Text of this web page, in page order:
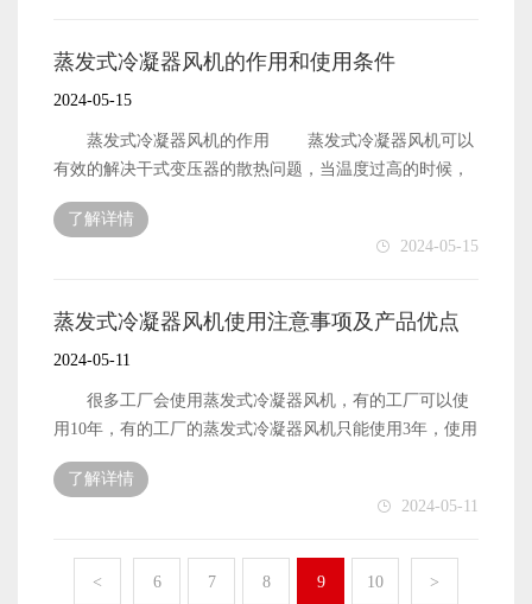
远的超过一半。在价格上，蒸发式冷凝器风机有着绝对的
价格优势。 第二个优点就是省电，在理论数值上，蒸
发式冷凝器风机一小时的耗电量大约在3度以内，实际上根
据气温的不同，人流的不同，这个数值会有所提高，但是
量在同等面积中只有传统空调的六分之一，是非常的节
能。 第三个优点风量大，降温效果明显。在南方的夏
小时的送风量在一万八千立方米到三万李方木左右，在大
空间也能够使用。 第四，能够调节温度，对需要进行
有着其它产品无可比拟的优势。
险丝或者其他金属代替原有的保险丝，以免发生故障，最
好是同品牌的保险丝。 运行中，切勿私自拆开一些零
部件，包括蒸发器，顶盖等。其实蒸发式冷凝器风机的使
用寿命的长短一大部分是取决于使用者本身，在使用过程
中，应该严格遵守相关使用说明。 蒸发式冷凝器风机
商业场所，公共场所得到广泛的使用，为什么大家都会选
择蒸发式冷凝器风机呢？ 第一个优点，它的成本低，
蒸发式冷凝器风机的一半左右，今年的中央空调价格会远
远的超过一半。在价格上，蒸发式冷凝器风机有着绝对的
价格优势。 第二个优点就是省电，在理论数值上，蒸
发式冷凝器风机一小时的耗电量大约在3度以内，实际上根
整体上和其他换气设备相比，它的能耗还是很低的，耗电
量在同等面积中只有传统空调的六分之一，是非常的节
天，机组一般降温可以达到4度到12度不等，在相对干燥的
地方，降温可以达到4度到15度不等，且降温相对较快，每
塔风机的转子出现偏移，随着使用时间的增加，主轴也会
这个棘手的问题，用户要如何进行解决呢？ 如何处理
积灰 对于叶轮上的灰尘，用户可以通过定期的清理来
清除，这是风机在使用的时候，一个非常常规的操作，不
多的成本。 同时为了解决这个问题，经过多方的研究
论证，了可以在机壳喉舌内加装一排喷嘴，将喷嘴调节到
洗灰尘的动力介质，降低负荷后单侧冷却塔风机的灰尘阻
力。在冷却塔风机停止转动后，利用叶轮的惯性冲洗叶片
的非工作即可，然后打开加装后的阀门把冲灰水排出即
可，这样就可以起到避免积灰。 针对冷却塔风机叶轮
积灰，上述的这两个方法都是比较简单且符合使用要求
多年的发展，在产品的科技实力，产品的综合竞争力方面
都得到了一个显著的提升，冷却塔风机的各类产品逐渐在
年风机行业的快速发展，风机产品的销量开始出现各种不
同的疲态。 1：销量上升慢 这几年，很多冷却塔
蒸发式冷凝器风机的作用和使用条件
2024-05-15
蒸发式冷凝器风机的作用 蒸发式冷凝器风机可以
有效的解决干式变压器的散热问题，当温度过高的时候，
通过空气的循环，能够让变压器继续完成工作，同时在电
子设备，电子冰冻柜等产品中也可以起到降温的作用，是
一种冷却增容的设备。 从整个风机的结构来看，电机
机的结构是比较紧凑的，造型比较完整和美观，具有不生
蒸发式冷凝器风机的使用条件 1：蒸发式冷凝器
风机的使用温度按照设计的要求，在零下40度到75度之
间，尤其是在夏季环境温度高的时候，要注意临界的温
在强酸和高碱的环境中进行使用，蒸发式冷凝器风机不得
直接和这些溶液进行接触，若是一定要进行接触的话，暴
了解详情
2024-05-15
蒸发式冷凝器风机使用注意事项及产品优点
2024-05-11
很多工厂会使用蒸发式冷凝器风机，有的工厂可以使
用10年，有的工厂的蒸发式冷凝器风机只能使用3年，使用
寿命的长短，取决于有否正确使用 在使用环境上，蒸
发冷风就的使用温度范围是20度到50度，夏天南方城市
中，特别是朝南的工厂温度是远远大于50度的，这个时
是不适合用的。在湿度方面，风机要求环境相对湿度是在
百分之85以下，梅雨天的湿可以到达百分之一百，要慎重
了解详情
2024-05-11
< 6 7 8 9 10 >